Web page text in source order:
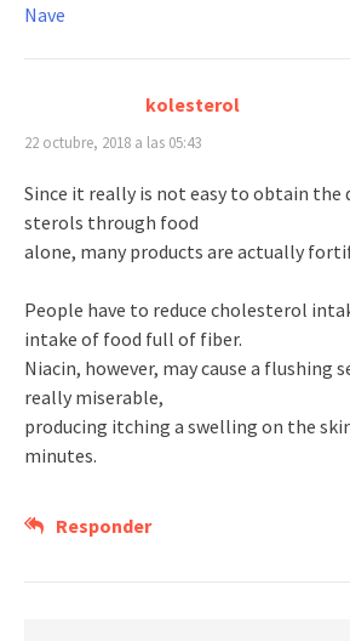
Nave
kolesterol
22 octubre, 2018 a las 05:43
Since it really is not easy to obtain the
sterols through food
alone, many products are actually
People have to reduce cholesterol
intake of food full of fiber.
Niacin, however, may cause a flushing
really miserable,
producing itching a swelling on the
minutes.
Responder